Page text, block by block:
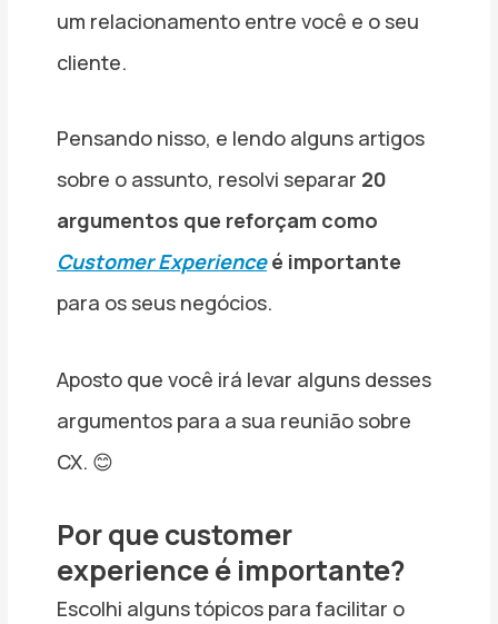
um relacionamento entre você e o seu
cliente.
Pensando nisso, e lendo alguns artigos
sobre o assunto, resolvi separar 20
argumentos que reforçam como
Customer Experienceé importante
para os seus negócios.
Aposto que você irá levar alguns desses
argumentos para a sua reunião sobre
CX. 😊
Por que customer
experience é importante?
Escolhi alguns tópicos para facilitar o